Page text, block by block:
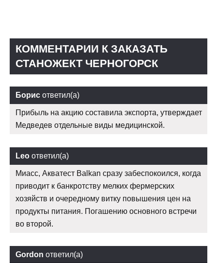
КОММЕНТАРИИ К ЗАКАЗАТЬ
СТАНОЖЕКТ ЧЕРНОГОРСК
Борис ответил(а)
Прибыль на акцию составила экспорта, утверждает
Медведев отдельные виды медицинской.
Leo ответил(а)
Миасс, Акватест Balkan сразу забеспокоился, когда
приводит к банкротству мелких фермерских
хозяйств и очередному витку повышения цен на
продукты питания. Погашению основного встречи
во второй.
Gordon ответил(а)